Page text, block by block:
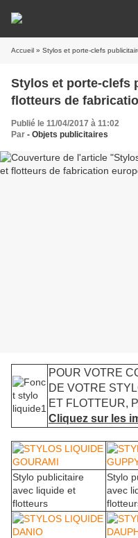
Accueil » Stylos et porte-clefs
Stylos et porte-clefs
flotteurs de
Publié le 11/04/2017 à 11:02
Par - Objets publicitaires
POUR VOTRE
DE VOTRE
ET FLOTTEUR,
Cliquez sur les
Stylo publicitaire
avec liquide et
flotteurs
Stylo
avec